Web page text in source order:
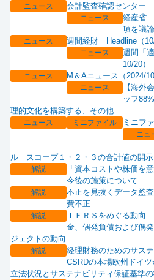
ニュース 会計監査確認センター
ニュース
経産省
項を議論
ニュース 週間経財 Headline（10/
ニュース
週間「
10/20）
ニュース M＆Aニュース（2024/
ニュース
【海外
ッフ
理的文化を構築する、その他
ニュース ミニファイル ミニフ
ニュ
ル スコープ１・２・３の合計値の開
解説
「資本コストや株価を
今後の施策について
解説
不正を見抜くデータ
費不正
解説
ＩＦＲＳをめぐる動
金、偶発負債および偶
ジェクトの動向
解説
経理財務のためのサス
CSRDの本場欧州ドイ
立法状況とサステナビリティ保証基準